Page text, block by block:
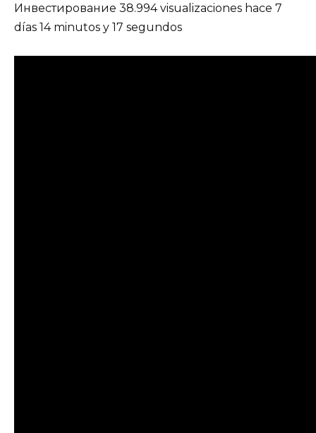
Инвестирование 38.994 visualizaciones hace 7
días 14 minutos y 17 segundos